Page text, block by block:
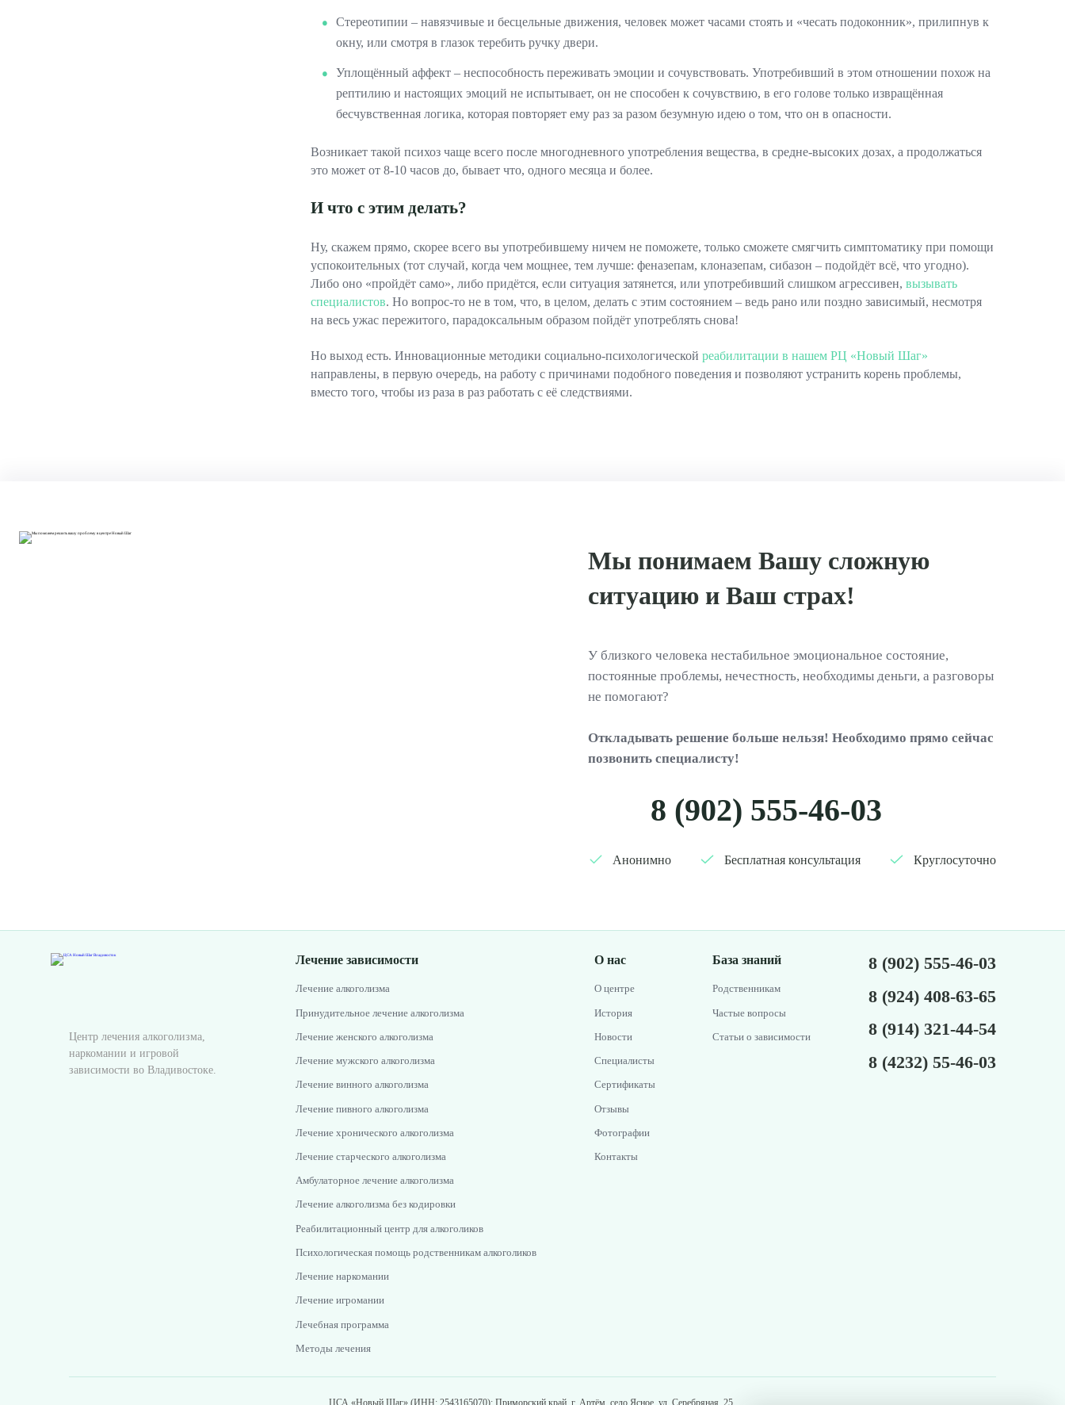
Стереотипии – навязчивые и бесцельные движения, человек может часами стоять и «чесать подоконник», прилипнув к
окну, или смотря в глазок теребить ручку двери.
Уплощённый аффект – неспособность переживать эмоции и сочувствовать. Употребивший в этом отношении похож на
рептилию и настоящих эмоций не испытывает, он не способен к сочувствию, в его голове только извращённая
бесчувственная логика, которая повторяет ему раз за разом безумную идею о том, что он в опасности.
Возникает такой психоз чаще всего после многодневного употребления вещества, в средне-высоких дозах, а продолжаться
это может от 8-10 часов до, бывает что, одного месяца и более.
И что с этим делать?
Ну, скажем прямо, скорее всего вы употребившему ничем не поможете, только сможете смягчить симптоматику при помощи
успокоительных (тот случай, когда чем мощнее, тем лучше: феназепам, клоназепам, сибазон – подойдёт всё, что угодно).
Либо оно «пройдёт само», либо придётся, если ситуация затянется, или употребивший слишком агрессивен, вызывать
специалистов. Но вопрос-то не в том, что, в целом, делать с этим состоянием – ведь рано или поздно зависимый, несмотря
на весь ужас пережитого, парадоксальным образом пойдёт употреблять снова!
Но выход есть. Инновационные методики социально-психологической реабилитации в нашем РЦ «Новый Шаг»
направлены, в первую очередь, на работу с причинами подобного поведения и позволяют устранить корень проблемы,
вместо того, чтобы из раза в раз работать с её следствиями.
Мы понимаем Вашу сложную
ситуацию и Ваш страх!
У близкого человека нестабильное эмоциональное состояние,
постоянные проблемы, нечестность, необходимы деньги, а разговоры
не помогают?
Откладывать решение больше нельзя! Необходимо прямо сейчас
позвонить специалисту!
8 (902) 555-46-03
Анонимно Бесплатная консультация Круглосуточно
Центр лечения алкоголизма,
наркомании и игровой
зависимости во Владивостоке.
Лечение зависимости
Лечение алкоголизма
Принудительное лечение алкоголизма
Лечение женского алкоголизма
Лечение мужского алкоголизма
Лечение винного алкоголизма
Лечение пивного алкоголизма
Лечение хронического алкоголизма
Лечение старческого алкоголизма
Амбулаторное лечение алкоголизма
Лечение алкоголизма без кодировки
Реабилитационный центр для алкоголиков
Психологическая помощь родственникам алкоголиков
Лечение наркомании
Лечение игромании
Лечебная программа
Методы лечения
О нас
О центре
История
Новости
Специалисты
Сертификаты
Отзывы
Фотографии
Контакты
База знаний
Родственникам
Частые вопросы
Статьи о зависимости
8 (902) 555-46-03
8 (924) 408-63-65
8 (914) 321-44-54
8 (4232) 55-46-03
ЦСА «Новый Шаг» (ИНН: 2543165070): Приморский край, г. Артём, село Ясное, ул. Серебряная, 25.